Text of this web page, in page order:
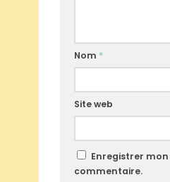
Nom *
Site web
Enregistrer
commentaire.